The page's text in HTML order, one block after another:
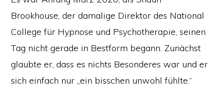
Brookhouse, der damalige Direktor des National
College für Hypnose und Psychotherapie, seinen
Tag nicht gerade in Bestform begann. Zunächst
glaubte er, dass es nichts Besonderes war und er
sich einfach nur „ein bisschen unwohl fühlte.“